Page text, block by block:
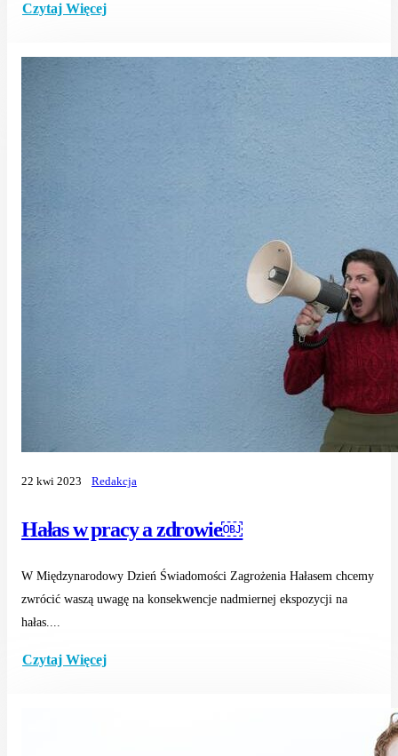
Czytaj Więcej
Hałas w pracy a zdrowie￼
22 kwi 2023 Redakcja
W Międzynarodowy Dzień Świadomości Zagrożenia Hałasem chcemy
zwrócić waszą uwagę na konsekwencje nadmiernej ekspozycji na
hałas....
Czytaj Więcej